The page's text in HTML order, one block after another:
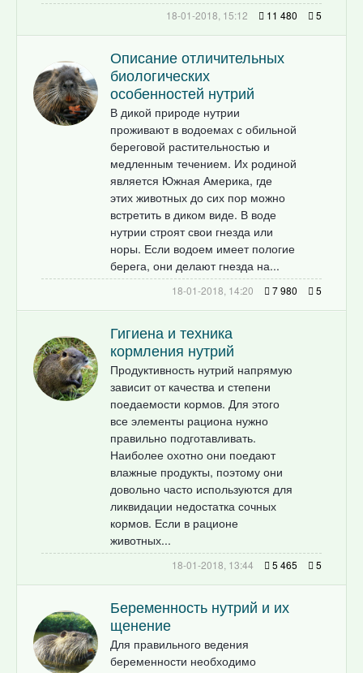
18-01-2018, 15:12 11 480 5
Описание отличительных
биологических
особенностей нутрий
В дикой природе нутрии
проживают в водоемах с обильной
береговой растительностью и
медленным течением. Их родиной
является Южная Америка, где
этих животных до сих пор можно
встретить в диком виде. В воде
нутрии строят свои гнезда или
норы. Если водоем имеет пологие
берега, они делают гнезда на...
18-01-2018, 14:20 7 980 5
Гигиена и техника
кормления нутрий
Продуктивность нутрий напрямую
зависит от качества и степени
поедаемости кормов. Для этого
все элементы рациона нужно
правильно подготавливать.
Наиболее охотно они поедают
влажные продукты, поэтому они
довольно часто используются для
ликвидации недостатка сочных
кормов. Если в рационе
животных...
18-01-2018, 13:44 5 465 5
Беременность нутрий и их
щенение
Для правильного ведения
беременности необходимо